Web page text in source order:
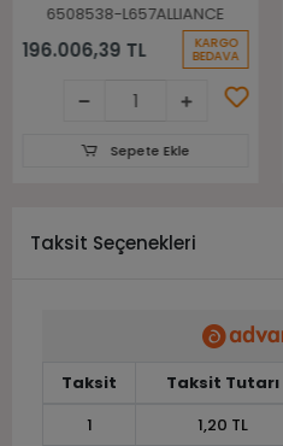
6508538-L657ALLIANCE
196.006,39 TL KARGO
BEDAVA
Sepete Ekle
Taksit Seçenekleri
Taksit Taksit Tutarı
1
1,20 TL